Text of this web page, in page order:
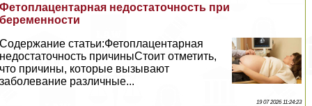
Фетоплацентарная недостаточность при
беременности
Содержание статьи:Фетоплацентарная
недостаточность причиныСтоит отметить,
что причины, которые вызывают
заболевание различные...
19 07 2026 11:24:23